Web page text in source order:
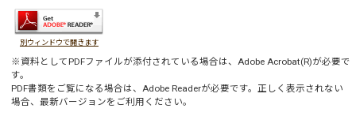
別ウィンドウで開きます
※資料としてPDFファイルが添付されている場合は、 Adobe Acrobat(R)が必要で
す。
PDF書類をご覧になる場合は、 Adobe Readerが必要です。正しく表示されない
場合、最新バージョンをご利用ください。